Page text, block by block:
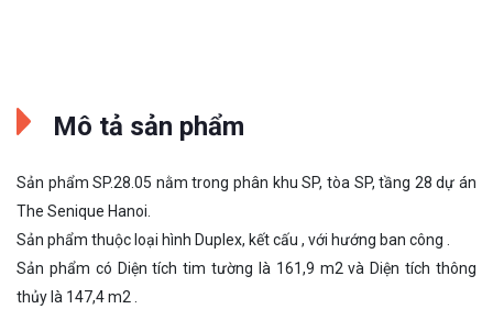
Mô tả sản phẩm
Sản phẩm SP.28.05 nằm trong phân khu SP, tòa SP, tầng 28 dự án
The Senique Hanoi.
Sản phẩm thuộc loại hình Duplex, kết cấu , với hướng ban công .
Sản phẩm có Diện tích tim tường là 161,9 m2 và Diện tích thông
thủy là 147,4 m2 .